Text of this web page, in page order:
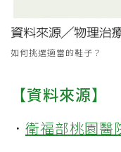
如何挑選適當的鞋子？
【資料來源】
． 衛福部桃園醫